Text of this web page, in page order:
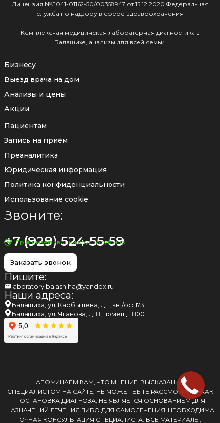
Лицензия №Л041-01162-50/00358947 от 16.12.2020 Федеральная
служба по надзору в сфере здравоохранения
Комплексная медицинская лабораторная диагностика в
Балашихе, анализы для всей семьи!
Бизнесу
Выезд врача на дом
Анализы и цены
Акции
Пациентам
Запись на приём
Преаналитика
Юридическая информация
Политика конфиденциальности
Использование cookie
Звоните:
+7 (929) 524-55-59
Принимаем звонки круглосуточно
Заказать звонок
Пишите:
laboratory.balashiha@yandex.ru
Наши адреса:
Балашиха, ул. Карбышева, д. 1, кв./оф.173
Балашиха, ул. Яганова, д. 8, помещ. 1800
НАПОМИНАЕМ ВАМ, ЧТО МНЕНИЕ, ВЫСКАЗАННОЕ
СПЕЦИАЛИСТОМ НА САЙТЕ, НЕ МОЖЕТ БЫТЬ РАССМОТРЕНО КАК
ПОСТАНОВКА ДИАГНОЗА, НЕ ЯВЛЯЕТСЯ ОСНОВАНИЕМ ДЛЯ
НАЗНАЧЕНИЙ ЛЕЧЕНИЯ ЛИБО ДЛЯ САМОЛЕЧЕНИЯ. НЕОБХОДИМА
ОЧНАЯ КОНСУЛЬТАЦИЯ СПЕЦИАЛИСТА. ВСЕ МАТЕРИАЛЫ,